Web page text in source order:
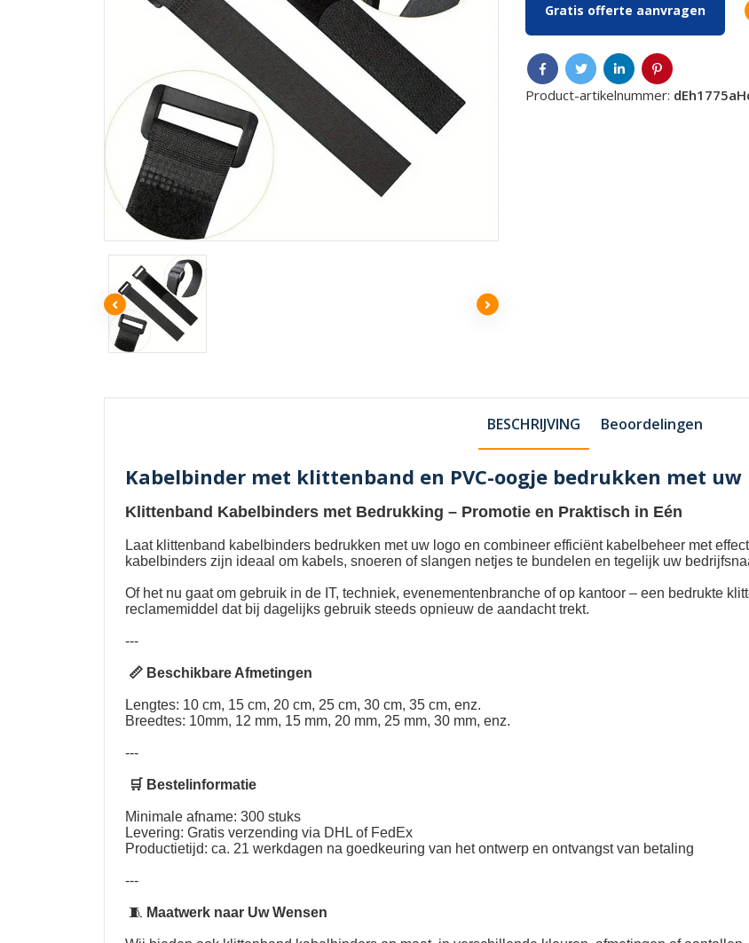
Gratis offerte aanvragen
Product-artikelnummer:
BESCHRIJVING Beoordelingen
Kabelbinder met klittenband en PVC-oogje bedrukken met uw
Klittenband Kabelbinders met Bedrukking – Promotie en Praktisch in Eén
Laat klittenband kabelbinders bedrukken met uw logo en combineer efficiënt kabelbeheer met
kabelbinders zijn ideaal om kabels, snoeren of slangen netjes te bundelen en tegelijk uw
Of het nu gaat om gebruik in de IT, techniek, evenementenbranche of op kantoor – een bedrukte
reclamemiddel dat bij dagelijks gebruik steeds opnieuw de aandacht trekt.
---
📏 Beschikbare Afmetingen
Lengtes: 10 cm, 15 cm, 20 cm, 25 cm, 30 cm, 35 cm, enz.
Breedtes: 10mm, 12 mm, 15 mm, 20 mm, 25 mm, 30 mm, enz.
---
🛒 Bestelinformatie
Minimale afname: 300 stuks
Levering: Gratis verzending via DHL of FedEx
Productietijd: ca. 21 werkdagen na goedkeuring van het ontwerp en ontvangst van betaling
---
🧵 Maatwerk naar Uw Wensen